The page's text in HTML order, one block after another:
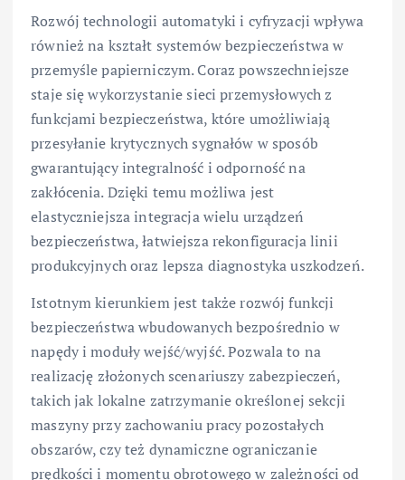
Rozwój technologii automatyki i cyfryzacji wpływa
również na kształt systemów bezpieczeństwa w
przemyśle papierniczym. Coraz powszechniejsze
staje się wykorzystanie sieci przemysłowych z
funkcjami bezpieczeństwa, które umożliwiają
przesyłanie krytycznych sygnałów w sposób
gwarantujący integralność i odporność na
zakłócenia. Dzięki temu możliwa jest
elastyczniejsza integracja wielu urządzeń
bezpieczeństwa, łatwiejsza rekonfiguracja linii
produkcyjnych oraz lepsza diagnostyka uszkodzeń.
Istotnym kierunkiem jest także rozwój funkcji
bezpieczeństwa wbudowanych bezpośrednio w
napędy i moduły wejść/wyjść. Pozwala to na
realizację złożonych scenariuszy zabezpieczeń,
takich jak lokalne zatrzymanie określonej sekcji
maszyny przy zachowaniu pracy pozostałych
obszarów, czy też dynamiczne ograniczanie
prędkości i momentu obrotowego w zależności od